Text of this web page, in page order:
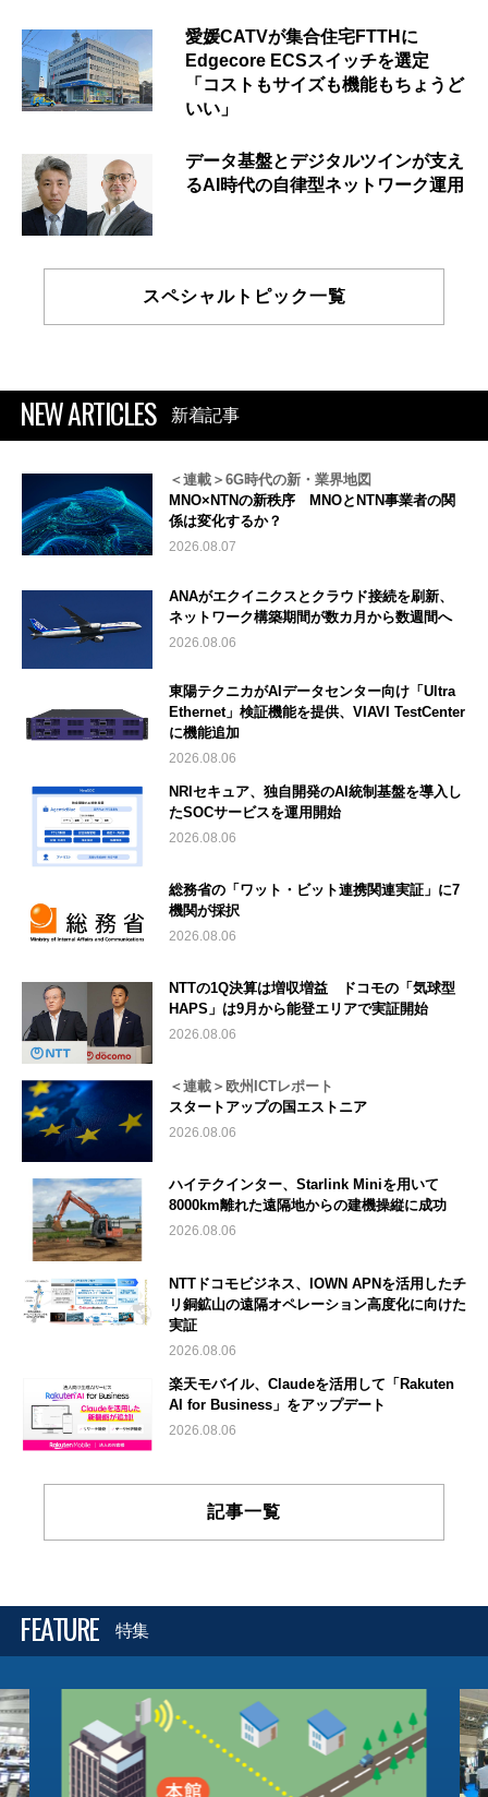
愛媛CATVが集合住宅FTTHに
Edgecore ECSスイッチを選定
「コストもサイズも機能もちょうど
いい」
データ基盤とデジタルツインが支え
るAI時代の自律型ネットワーク運用
スペシャルトピック一覧
NEW ARTICLES 新着記事
＜連載＞6G時代の新・業界地図
MNO×NTNの新秩序 MNOとNTN事業者の関
係は変化するか？
2026.08.07
ANAがエクイニクスとクラウド接続を刷新、
ネットワーク構築期間が数カ月から数週間へ
2026.08.06
東陽テクニカがAIデータセンター向け「Ultra
Ethernet」検証機能を提供、VIAVI TestCenter
に機能追加
2026.08.06
NRIセキュア、独自開発のAI統制基盤を導入し
たSOCサービスを運用開始
2026.08.06
総務省の「ワット・ビット連携関連実証」に7
機関が採択
2026.08.06
NTTの1Q決算は増収増益 ドコモの「気球型
HAPS」は9月から能登エリアで実証開始
2026.08.06
＜連載＞欧州ICTレポート
スタートアップの国エストニア
2026.08.06
ハイテクインター、Starlink Miniを用いて
8000km離れた遠隔地からの建機操縦に成功
2026.08.06
NTTドコモビジネス、IOWN APNを活用したチ
リ銅鉱山の遠隔オペレーション高度化に向けた
実証
2026.08.06
楽天モバイル、Claudeを活用して「Rakuten
AI for Business」をアップデート
2026.08.06
記事一覧
FEATURE 特集